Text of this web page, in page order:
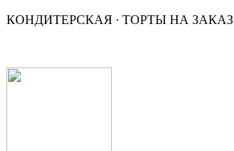
КОНДИТЕРСКАЯ ∙ ТОРТЫ НА ЗАКАЗ